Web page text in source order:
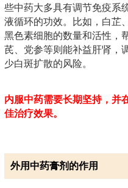
些中药大多具有调节免疫系
液循环的功效。比如，白芷
黑色素细胞的数量和活性，
芪、党参等则能补益肝肾，
少白斑扩散的风险。
内服中药需要长期坚持，并
佳治疗效果。
外用中药膏剂的作用